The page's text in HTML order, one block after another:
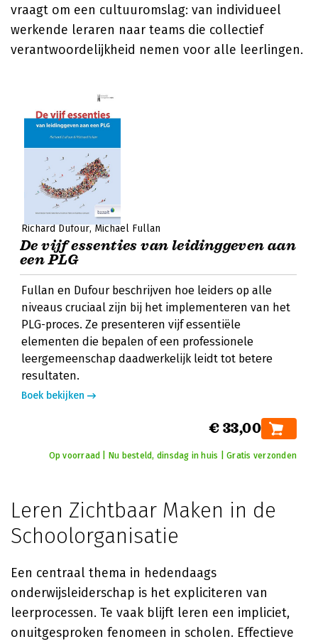
vraagt om een cultuuromslag: van individueel
werkende leraren naar teams die collectief
verantwoordelijkheid nemen voor alle leerlingen.
Richard Dufour Michael Fullan
De vijf essenties van leidinggeven aan
een PLG
Fullan en Dufour beschrijven hoe leiders op alle
niveaus cruciaal zijn bij het implementeren van het
PLG-proces. Ze presenteren vijf essentiële
elementen die bepalen of een professionele
leergemeenschap daadwerkelijk leidt tot betere
resultaten.
Boek bekijken
€ 33,00
Op voorraad | Nu besteld, dinsdag in huis | Gratis verzonden
Leren Zichtbaar Maken in de
Schoolorganisatie
Een centraal thema in hedendaags
onderwijsleiderschap is het expliciteren van
leerprocessen. Te vaak blijft leren een impliciet,
onuitgesproken fenomeen in scholen. Effectieve